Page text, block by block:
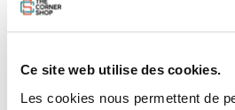
Ce site web utilise des cookies.
Les cookies nous permettent de